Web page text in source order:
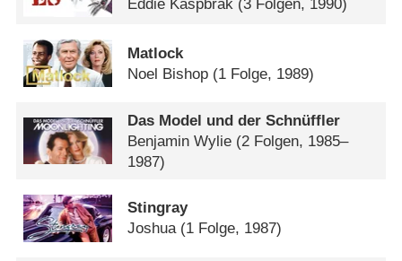
Eddie Kaspbrak (3 Folgen, 1990)
Matlock
Noel Bishop (1 Folge, 1989)
Das Model und der Schnüffler
Benjamin Wylie (2 Folgen, 1985–
1987)
Stingray
Joshua (1 Folge, 1987)